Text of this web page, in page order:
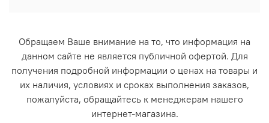
Обращаем Ваше внимание на то, что информация на
данном сайте не является публичной офертой. Для
получения подробной информации о ценах на товары и
их наличия, условиях и сроках выполнения заказов,
пожалуйста, обращайтесь к менеджерам нашего
интернет-магазина.